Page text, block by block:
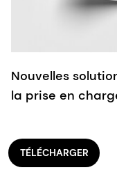
Nouvelles
la prise en
TÉLÉCHARGER